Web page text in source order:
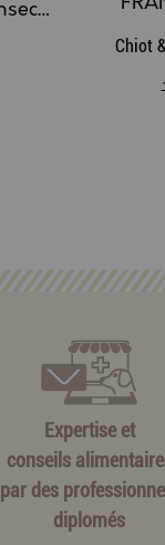
FRANCODEX® - Poudre Insectifuge
Chiot
Expertise et
conseils
par des
diplomés